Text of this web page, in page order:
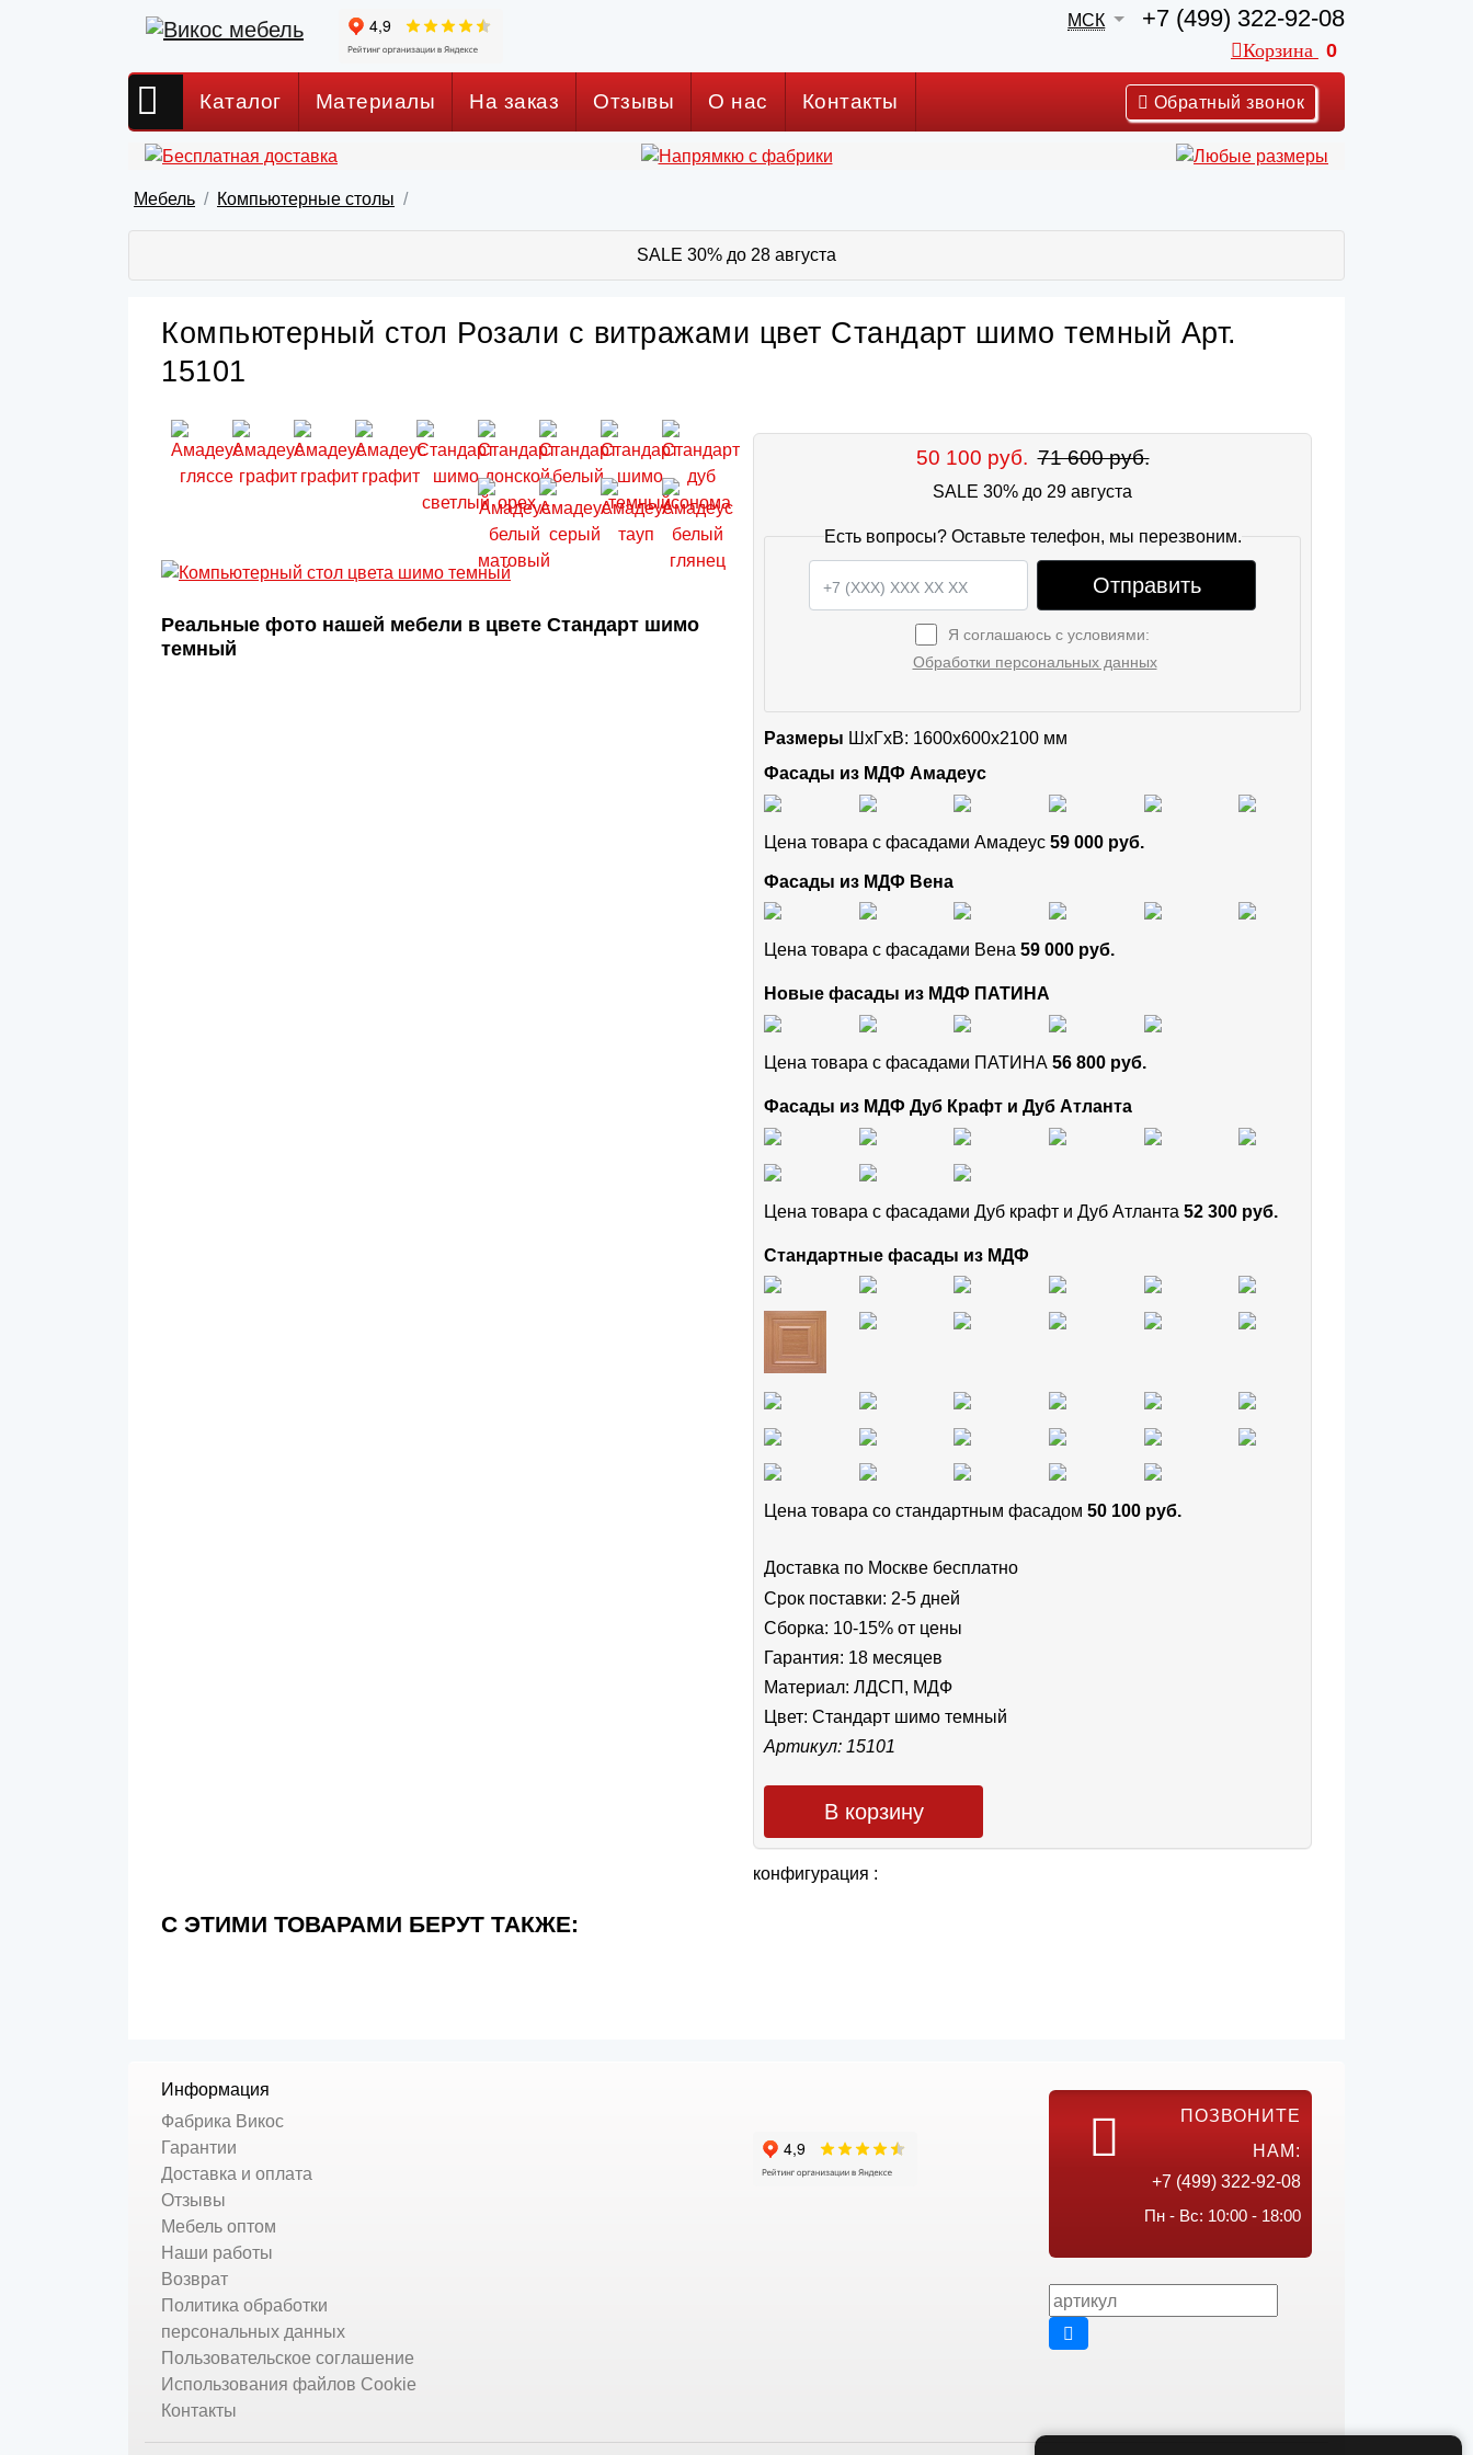
МСК +7 (499) 322-92-08
Корзина 0
Каталог Материалы На заказ Отзывы О нас Контакты Обратный звонок
Мебель Компьютерные столы
SALE 30% до 28 августа
Компьютерный стол Розали с витражами цвет Стандарт шимо темный Арт.
15101
Реальные фото нашей мебели в цвете Стандарт шимо
темный
50 100 руб. 71 600 руб.
SALE 30% до 29 августа
Есть вопросы? Оставьте телефон, мы перезвоним.
Отправить
Я соглашаюсь с условиями:
Обработки персональных данных
Размеры ШxГхВ: 1600x600x2100 мм
Фасады из МДФ Амадеус
Цена товара с фасадами Амадеус 59 000 руб.
Фасады из МДФ Вена
Цена товара с фасадами Вена 59 000 руб.
Новые фасады из МДФ ПАТИНА
Цена товара с фасадами ПАТИНА 56 800 руб.
Фасады из МДФ Дуб Крафт и Дуб Атланта
Цена товара с фасадами Дуб крафт и Дуб Атланта 52 300 руб.
Стандартные фасады из МДФ
Цена товара cо стандартным фасадом 50 100 руб.
Доставка по Москве бесплатно
Срок поставки: 2-5 дней
Сборка: 10-15% от цены
Гарантия: 18 месяцев
Материал: ЛДСП, МДФ
Цвет: Стандарт шимо темный
Артикул: 15101
В корзину
конфигурация :
С ЭТИМИ ТОВАРАМИ БЕРУТ ТАКЖЕ:
Информация
Фабрика Викос
Гарантии
Доставка и оплата
Отзывы
Мебель оптом
Наши работы
Возврат
Политика обработки
персональных данных
Пользовательское соглашение
Использования файлов Cookie
Контакты
ПОЗВОНИТЕ
НАМ:
+7 (499) 322-92-08
Пн - Вс: 10:00 - 18:00